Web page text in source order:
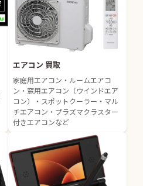
エアコン 買取
家庭用エアコン・ルームエアコ
ン・窓用エアコン（ウインドエア
コン）・スポットクーラー・マル
チエアコン・プラズマクラスター
付きエアコンなど